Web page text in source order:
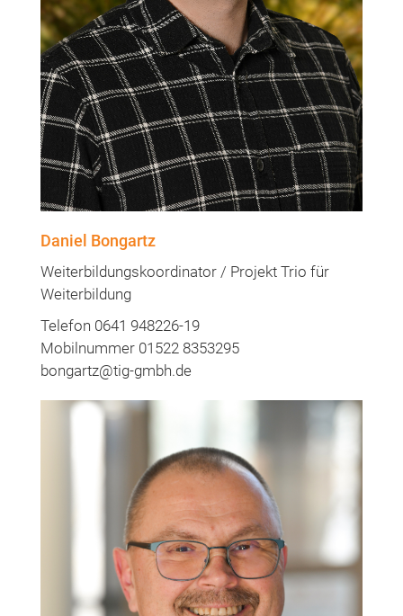
Daniel Bongartz
Weiterbildungskoordinator / Projekt Trio für
Weiterbildung
Telefon 0641 948226-19
Mobilnummer 01522 8353295
bongartz@tig-gmbh.de